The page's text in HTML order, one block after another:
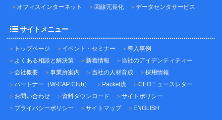
オフィスインターネット
回線冗長化 データセンタサービス
サイトメニュー
トップページ イベント・セミナー
導入事例
よくある相談と解決策
新着情報
当社のアイデンティティー
会社概要
事業所案内 当社の人材育成
採用情報
パートナー（W-CAP Club）
Packet流
CEOニュースレター
お問い合わせ
資料ダウンロード
サイトポリシー
プライバシーポリシー
サイトマップ ENGLISH